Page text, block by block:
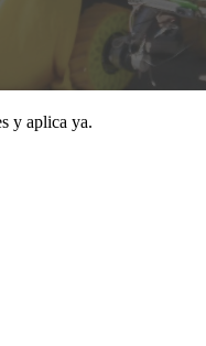
y aplica ya.